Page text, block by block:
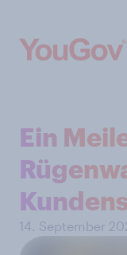
Ein
14. September